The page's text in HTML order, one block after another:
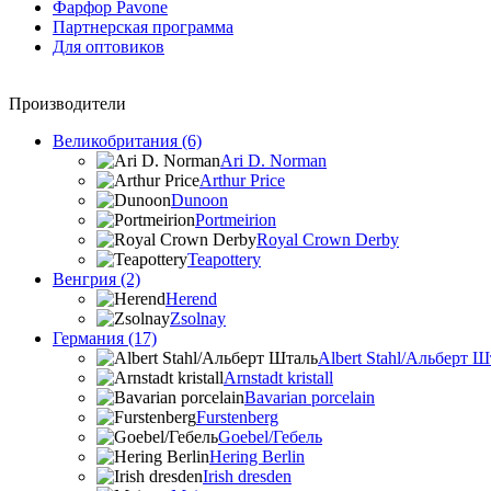
Фарфор Pavone
Партнерская программа
Для оптовиков
Производители
Великобритания (6)
Ari D. Norman
Arthur Price
Dunoon
Portmeirion
Royal Crown Derby
Teapottery
Венгрия (2)
Herend
Zsolnay
Германия (17)
Albert Stahl/Альбеpт
Arnstadt kristall
Bavarian porcelain
Furstenberg
Goebel/Гебель
Hering Berlin
Irish dresden